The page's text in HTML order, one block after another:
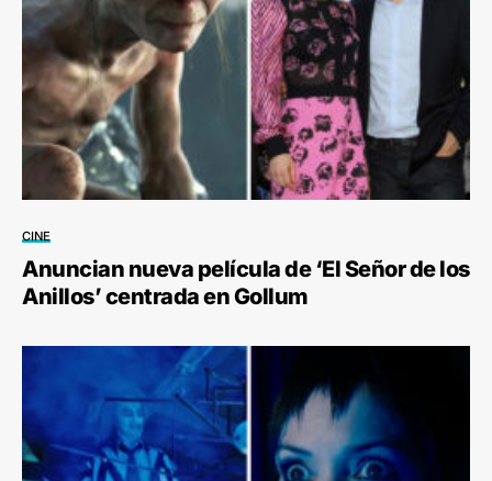
CINE
Anuncian nueva película de ‘El Señor de los
Anillos’ centrada en Gollum